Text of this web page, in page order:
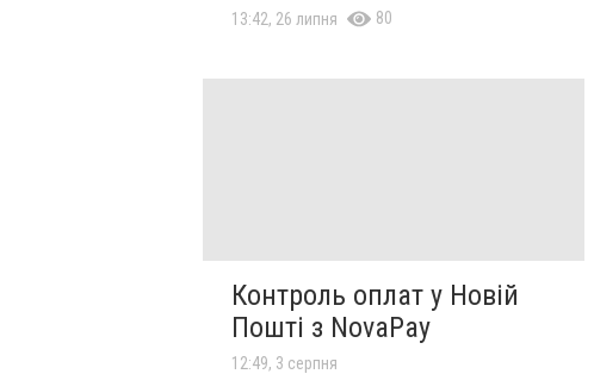
13:42, 26 липня 80
Контроль оплат у Новій
Пошті з NovaPay
12:49, 3 серпня